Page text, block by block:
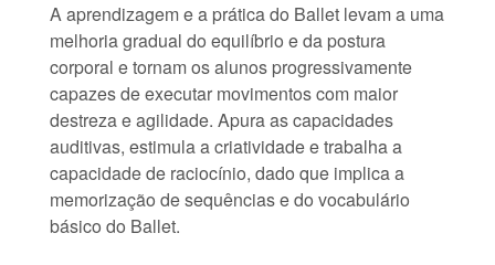
A aprendizagem e a prática do Ballet levam a uma
melhoria gradual do equilíbrio e da postura
corporal e tornam os alunos progressivamente
capazes de executar movimentos com maior
destreza e agilidade. Apura as capacidades
auditivas, estimula a criatividade e trabalha a
capacidade de raciocínio, dado que implica a
memorização de sequências e do vocabulário
básico do Ballet.